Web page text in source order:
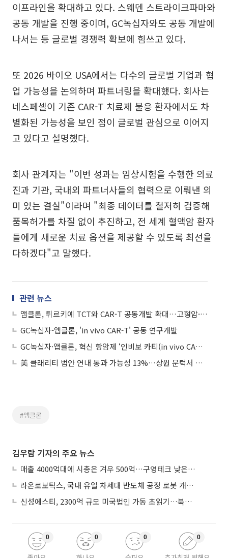
이프라인을 확대하고 있다. 스웨덴 스트라이크파마와
공동 개발을 진행 중이며, GC녹십자와도 공동 개발에
나서는 등 글로벌 경쟁력 확보에 힘쓰고 있다.
또 2026 바이오 USA에서는 다수의 글로벌 기업과 협
업 가능성을 논의하며 파트너링을 확대했다. 회사는
네스페셀이 기존 CAR-T 치료제 불응 환자에서도 차
별화된 가능성을 보인 점이 글로벌 관심으로 이어지
고 있다고 설명했다.
회사 관계자는 "이번 성과는 임상시험을 수행한 의료
진과 기관, 국내외 파트너사들의 협력으로 이뤄낸 의
미 있는 결실"이라며 "최종 데이터를 철저히 검증해
품목허가를 차질 없이 추진하고, 전 세계 혈액암 환자
들에게 새로운 치료 옵션을 제공할 수 있도록 최선을
다하겠다"고 말했다.
관련 뉴스
앱클론, 튀르키예 TCT와 CAR-T 공동개발 확대…고형암·인비보 치료제 공략
GC녹십자-앱클론, 'in vivo CAR-T' 공동 연구개발
GC녹십자·앱클론, 혁신 항암제 ‘인비보 카티(in vivo CAR-T)’ 공동 개발
美 클래리티 법안 연내 통과 가능성 13%…상원 문턱서 제동
#앱클론
김우람 기자의 주요 뉴스
매출 4000억대에 시총은 겨우 500억…구영테크 낮은 몸값에 저가 승계 마무리
라온로보틱스, 국내 유일 차세대 반도체 공정 로봇 개발 ‘고객사 테스트 진행’
신성에스티, 2300억 규모 미국법인 가동 초읽기…북미 ESS 공략 본격화
0 0 0 0